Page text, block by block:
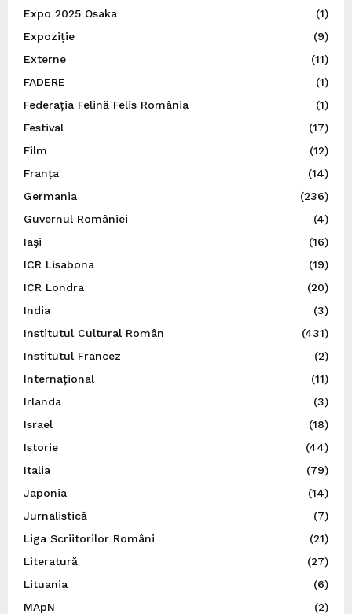
Expo 2025 Osaka
(1)
Expoziție
(9)
Externe
(11)
FADERE
(1)
Federația Felină Felis România
(1)
Festival
(17)
Film
(12)
Franța
(14)
Germania
(236)
Guvernul României
(4)
Iaşi
(16)
ICR Lisabona
(19)
ICR Londra
(20)
India
(3)
Institutul Cultural Român
(431)
Institutul Francez
(2)
Internațional
(11)
Irlanda
(3)
Israel
(18)
Istorie
(44)
Italia
(79)
Japonia
(14)
Jurnalistică
(7)
Liga Scriitorilor Români
(21)
Literatură
(27)
Lituania
(6)
MApN
(2)